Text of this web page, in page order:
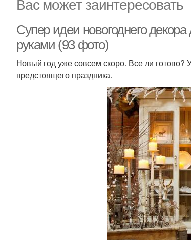
Супер идеи новогоднего
руками (93 фото)
Новый год уже совсем скоро. Все ли
предстоящего праздника.